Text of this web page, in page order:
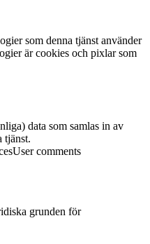
som denna tjänst använder
är cookies och pixlar som
data som samlas in av
tjänst.
User comments
grunden för